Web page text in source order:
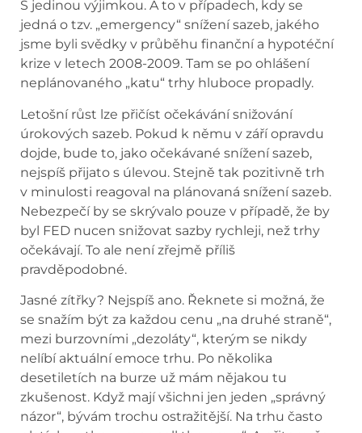
S jedinou výjimkou. A to v případech, kdy se
jedná o tzv. „emergency“ snížení sazeb, jakého
jsme byli svědky v průběhu finanční a hypotéční
krize v letech 2008-2009. Tam se po ohlášení
neplánovaného „katu“ trhy hluboce propadly.
Letošní růst lze přičíst očekávání snižování
úrokových sazeb. Pokud k němu v září opravdu
dojde, bude to, jako očekávané snížení sazeb,
nejspíš přijato s úlevou. Stejně tak pozitivně trh
v minulosti reagoval na plánovaná snížení sazeb.
Nebezpečí by se skrývalo pouze v případě, že by
byl FED nucen snižovat sazby rychleji, než trhy
očekávají. To ale není zřejmě příliš
pravděpodobné.
Jasné zítřky? Nejspíš ano. Řeknete si možná, že
se snažím být za každou cenu „na druhé straně“,
mezi burzovními „dezoláty“, kterým se nikdy
nelíbí aktuální emoce trhu. Po několika
desetiletích na burze už mám nějakou tu
zkušenost. Když mají všichni jen jeden „správný
názor“, bývám trochu ostražitější. Na trhu často